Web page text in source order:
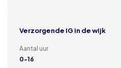
Verzorgende IG in de wijk
Aantal uur
0-16